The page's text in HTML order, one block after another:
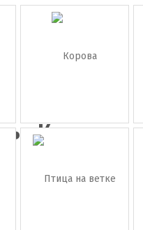
Корова